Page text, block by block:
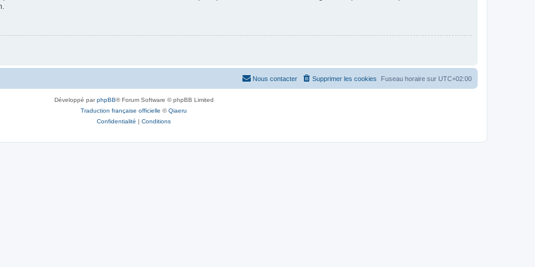
Fuseau horaire sur UTC+02:00
Supprimer les cookies
Nous contacter
Développé parphpBB® Forum Software © phpBB Limited
Traduction française officielle ©Qiaeru
Confidentialité | Conditions